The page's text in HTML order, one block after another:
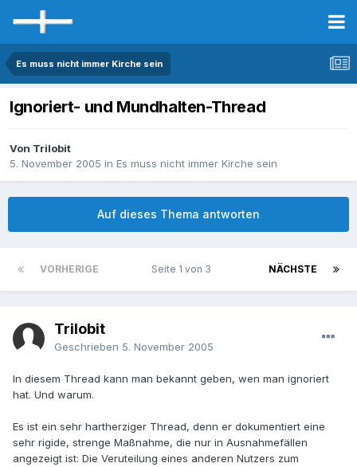
Es muss nicht immer Kirche sein
Ignoriert- und Mundhalten-Thread
Von Trilobit
5. November 2005 in Es muss nicht immer Kirche sein
Auf dieses Thema antworten
VORHERIGE NÄCHSTE
Seite 1 von 3
Trilobit
Geschrieben 5. November 2005
In diesem Thread kann man bekannt geben, wen man ignoriert
hat. Und warum.
Es ist ein sehr hartherziger Thread, denn er dokumentiert eine
sehr rigide, strenge Maßnahme, die nur in Ausnahmefällen
angezeigt ist: Die Veruteilung eines anderen Nutzers zum